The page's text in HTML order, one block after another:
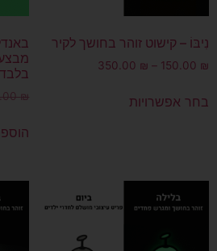
נִיבּוֹ – קישוט זוהר בחושך לקיר
150.00 ₪
–
350.00 ₪
בחר אפשרויות ₪